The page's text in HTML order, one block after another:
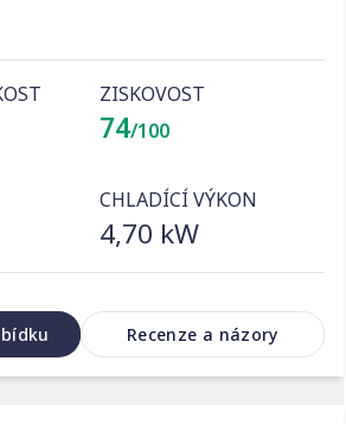
ZISKOVOST
74/100
CHLADÍCÍ VÝKON
4,70 kW
Recenze a názory